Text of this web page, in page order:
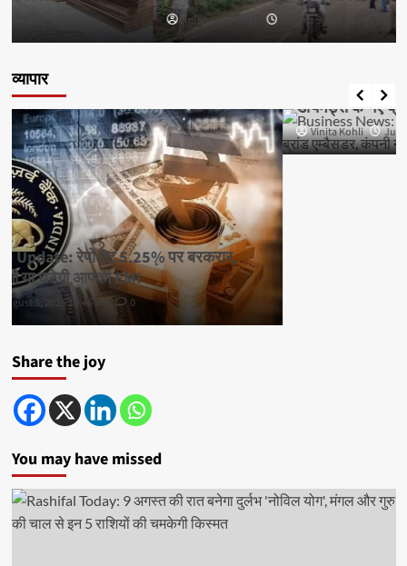
Amandeep Singh August 3, 2026 12:00 pm 0
व्यापार
Business News:महेंद्र सिंह धोनी बने मालाबार गोल्ड एंड
डायमंड्स के नए ब्रांड एम्बैसडर, कंपनी ने किया ऐलान
Vinita Kohli July 28, 2026 5:14 pm 0
Share the joy
You may have missed